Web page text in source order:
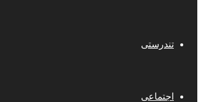
تندرستی
اجتماعی